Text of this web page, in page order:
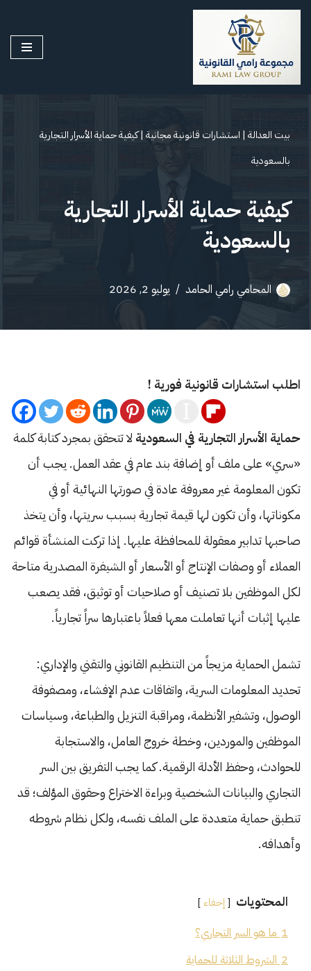
إلى
بيت العدالة | استشارات قانونية مجانية |كيفية حماية الأسرار التجارية
بالسعودية
كيفية حماية الأسرار التجارية
بالسعودية
المحامي رامي الحامد يوليو 2, 2026
اطلب استشارات قانونية فورية !
حماية الأسرار التجارية في السعودية لا تتحقق بمجرد كتابة كلمة
«سري» على ملف أو إضافة بند عام في عقد العمل. يجب أن
تكون المعلومة غير معروفة عادة في صورتها النهائية أو في
مكوناتها، وأن تكون لها قيمة تجارية بسبب سريتها، وأن يتخذ
صاحبها تدابير معقولة للمحافظة عليها. إذا تركت المنشأة قوائم
العملاء أو وصفات الإنتاج أو الأسعار أو الشيفرة المصدرية متاحة
لكل الموظفين بلا تصنيف أو صلاحيات أو توثيق، فقد يصعب
عليها إثبات أنها تعاملت معها فعلاً باعتبارها سراً تجارياً.
تشمل الحماية مزيجاً من التنظيم القانوني والتقني والإداري:
تحديد المعلومات السرية، واتفاقات عدم الإفشاء، ومصفوفة
الوصول، وتشفير الأنظمة، ومراقبة التنزيل والطباعة، وسياسات
الموظفين والموردين، وخطة خروج العامل، والاستجابة
للحوادث، وحفظ الأدلة الرقمية. كما يجب التفريق بين السر
التجاري والبيانات الشخصية وبراءة الاختراع وحقوق المؤلف؛ قد
تنطبق حماية متعددة على الملف نفسه، ولكل نظام شروطه
وأهدافه.
المحتويات إخفاء
1 ما هو السر التجاري؟
2 الشروط الثلاثة للحماية